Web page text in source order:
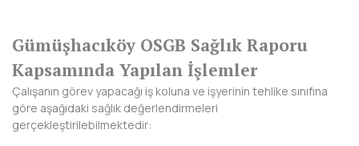
KARS
KASTAMONU
KAYSERİ
Gümüşhacıköy OSGB Sağlık Raporu
Kapsamında Yapılan İşlemler
Çalışanın görev yapacağı iş koluna ve işyerinin tehlike sınıfına
göre aşağıdaki sağlık değerlendirmeleri
gerçekleştirilebilmektedir: